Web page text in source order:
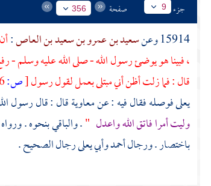
جزء 9 صفحة 356
15914 وعن سعيد بن عمرو بن سعيد بن العاص:أن
، فبينا هو يوضئ رسول الله - صلى الله عليه وسلم -
قال : فما زلت أظن أني مبتلى بعمل لقول رسول[ص:
يعلىفوصله فقال فيه : عنمعاويةقال : قال رسول
وليت أمرا فاتق الله واعدل ". والباقي بنحوه . ورواه
باختصار . ورجالأحمدوأبي يعلىرجال الصحيح .